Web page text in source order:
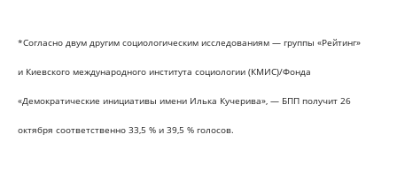
*Согласно двум другим социологическим исследованиям — группы «Рейтинг»
и Киевского международного института социологии (КМИС)/Фонда
«Демократические инициативы имени Илька Кучерива», — БПП получит 26
октября соответственно 33,5 % и 39,5 % голосов.